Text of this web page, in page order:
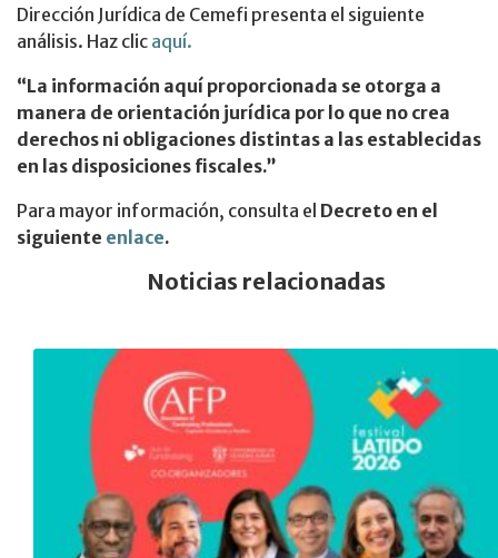
Dirección Jurídica de Cemefi presenta el siguiente
análisis. Haz clic aquí.
“La información aquí proporcionada se otorga a
manera de orientación jurídica por lo que no crea
derechos ni obligaciones distintas a las establecidas
en las disposiciones fiscales.”
Para mayor información, consulta el Decreto en el
siguiente enlace.
Noticias relacionadas